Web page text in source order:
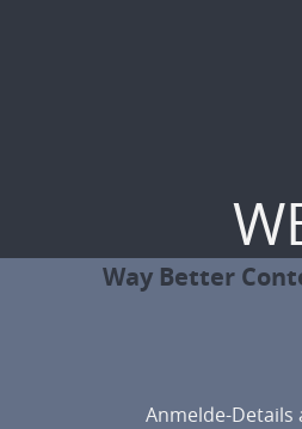
Way Better
Anmelde-